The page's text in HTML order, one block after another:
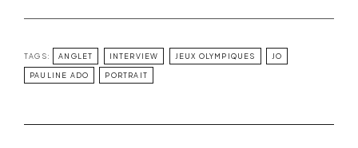
TAGS: ANGLET INTERVIEW JEUX OLYMPIQUES JO
PAULINE ADO PORTRAIT